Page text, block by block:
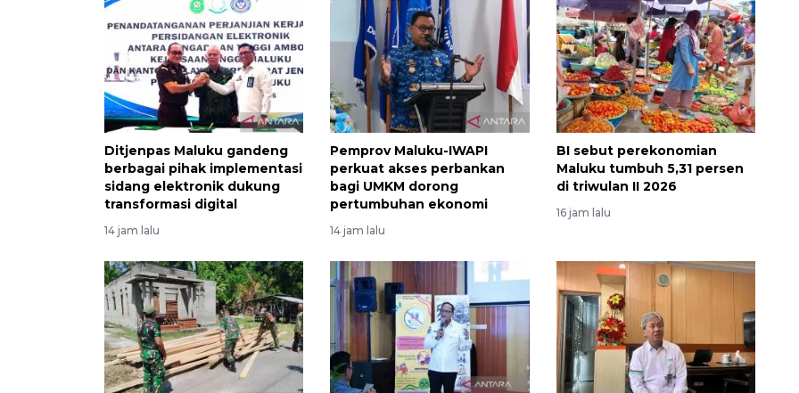
Ditjenpas Maluku gandeng
berbagai pihak implementasi
sidang elektronik dukung
transformasi digital
14 jam lalu
Pemprov Maluku-IWAPI
perkuat akses perbankan
bagi UMKM dorong
pertumbuhan ekonomi
14 jam lalu
BI sebut perekonomian
Maluku tumbuh 5,31 persen
di triwulan II 2026
16 jam lalu
Vaksin HPV untuk siswa laki-
laki
2026-08-06 06:30:00